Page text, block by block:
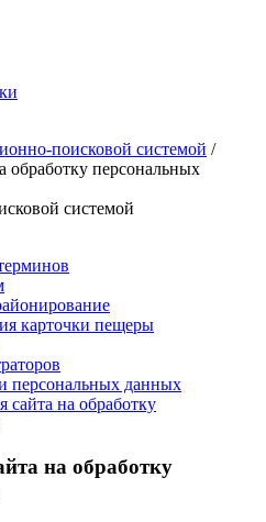
поисковой системой /
обработку персональных
системой
карточки пещеры
персональных данных
сайта на обработку
на обработку